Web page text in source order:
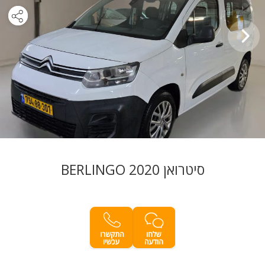
סיטרואן BERLINGO 2020